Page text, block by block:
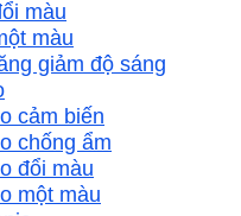
màu
màu
giảm độ sáng
cảm biến
chống ẩm
đổi màu
một màu